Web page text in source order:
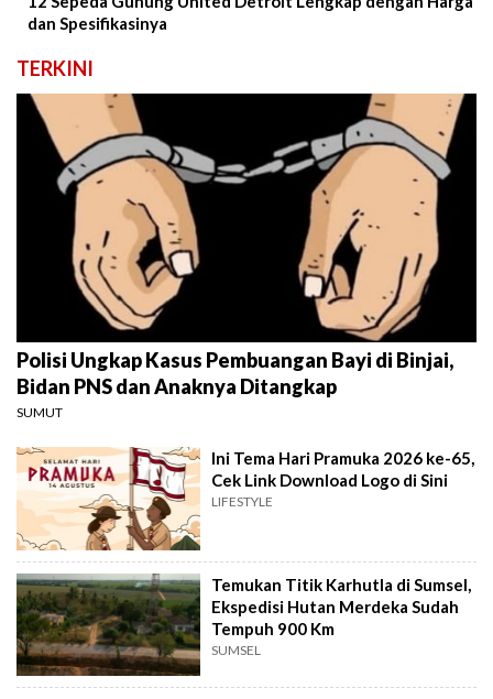
dan Spesifikasinya
TERKINI
Polisi Ungkap Kasus Pembuangan Bayi di Binjai,
Bidan PNS dan Anaknya Ditangkap
SUMUT
Ini Tema Hari Pramuka 2026 ke-65,
Cek Link Download Logo di Sini
LIFESTYLE
Temukan Titik Karhutla di Sumsel,
Ekspedisi Hutan Merdeka Sudah
Tempuh 900 Km
SUMSEL